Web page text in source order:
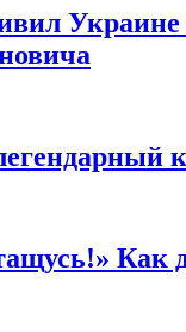
Украине
Как